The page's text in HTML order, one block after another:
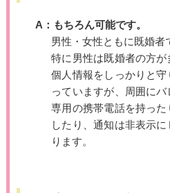
A：もちろん可能です。
男性・女性ともに既婚者
特に男性は既婚者の方
個人情報をしっかりと
っていますが、周囲に
専用の携帯電話を持っ
したり、通知は非表示
ります。